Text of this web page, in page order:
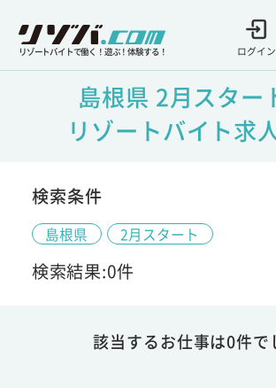
リゾートバイトで働く！遊ぶ！体験する！ ログイン
島根県 2月スター
リゾートバイト求
検索条件
島根県 2月スタート
検索結果:0件
該当するお仕事は0件で